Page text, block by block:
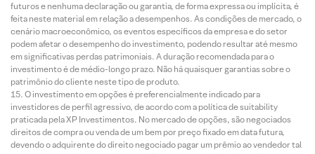
futuros e nenhuma declaração ou garantia, de forma expressa ou implícita, é
feita neste material em relação a desempenhos. As condições de mercado, o
cenário macroeconômico, os eventos específicos da empresa e do setor
podem afetar o desempenho do investimento, podendo resultar até mesmo
em significativas perdas patrimoniais. A duração recomendada para o
investimento é de médio-longo prazo. Não há quaisquer garantias sobre o
patrimônio do cliente neste tipo de produto.
O investimento em opções é preferencialmente indicado para
investidores de perfil agressivo, de acordo com a política de suitability
praticada pela XP Investimentos. No mercado de opções, são negociados
direitos de compra ou venda de um bem por preço fixado em data futura,
devendo o adquirente do direito negociado pagar um prêmio ao vendedor tal